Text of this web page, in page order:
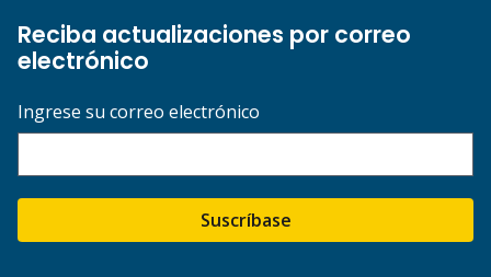
Reciba actualizaciones por correo
electrónico
Ingrese su correo electrónico
Suscríbase